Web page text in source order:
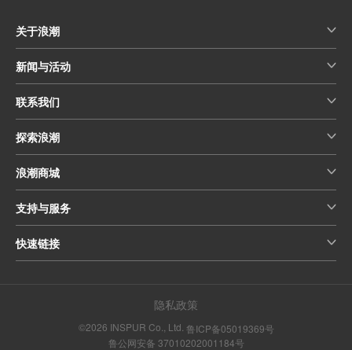
关于浪潮
新闻与活动
联系我们
探索浪潮
浪潮商城
支持与服务
快速链接
隐私政策
©2026 INSPUR Co., Ltd. 鲁ICP备05019369号
鲁公网安备 37010202001184号